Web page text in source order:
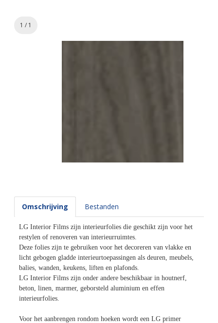
1 / 1
Omschrijving Bestanden
LG Interior Films zijn interieurfolies die geschikt zijn voor het
restylen of renoveren van interieurruimtes.
Deze folies zijn te gebruiken voor het decoreren van vlakke en
licht gebogen gladde interieurtoepassingen als deuren, meubels,
balies, wanden, keukens, liften en plafonds.
LG Interior Films zijn onder andere beschikbaar in houtnerf,
beton, linen, marmer, geborsteld aluminium en effen
interieurfolies.
Voor het aanbrengen rondom hoeken wordt een LG primer